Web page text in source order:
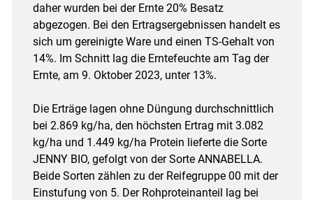
daher wurden bei der Ernte 20% Besatz
abgezogen. Bei den Ertragsergebnissen handelt es
sich um gereinigte Ware und einen TS-Gehalt von
14%. Im Schnitt lag die Erntefeuchte am Tag der
Ernte, am 9. Oktober 2023, unter 13%.
Die Erträge lagen ohne Düngung durchschnittlich
bei 2.869 kg/ha, den höchsten Ertrag mit 3.082
kg/ha und 1.449 kg/ha Protein lieferte die Sorte
JENNY BIO, gefolgt von der Sorte ANNABELLA.
Beide Sorten zählen zu der Reifegruppe 00 mit der
Einstufung von 5. Der Rohproteinanteil lag bei